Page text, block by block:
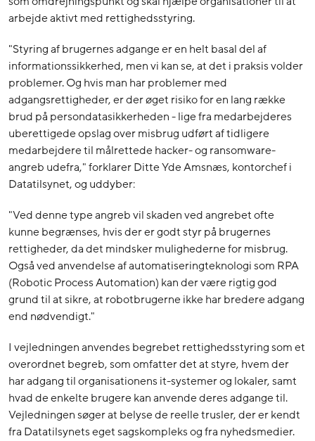
arbejde aktivt med rettighedsstyring.
"Styring af brugernes adgange er en helt basal del af
informationssikkerhed, men vi kan se, at det i praksis volder
problemer. Og hvis man har problemer med
adgangsrettigheder, er der øget risiko for en lang række
brud på persondatasikkerheden - lige fra medarbejderes
uberettigede opslag over misbrug udført af tidligere
medarbejdere til målrettede hacker- og ransomware-
angreb udefra," forklarer Ditte Yde Amsnæs, kontorchef i
Datatilsynet, og uddyber:
"Ved denne type angreb vil skaden ved angrebet ofte
kunne begrænses, hvis der er godt styr på brugernes
rettigheder, da det mindsker mulighederne for misbrug.
Også ved anvendelse af automatiseringteknologi som RPA
(Robotic Process Automation) kan der være rigtig god
grund til at sikre, at robotbrugerne ikke har bredere adgang
end nødvendigt."
I vejledningen anvendes begrebet rettighedsstyring som et
overordnet begreb, som omfatter det at styre, hvem der
har adgang til organisationens it-systemer og lokaler, samt
hvad de enkelte brugere kan anvende deres adgange til.
Vejledningen søger at belyse de reelle trusler, der er kendt
fra Datatilsynets eget sagskompleks og fra nyhedsmedier.